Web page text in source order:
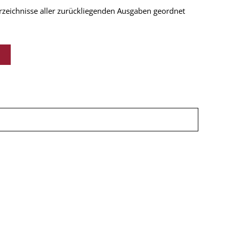
aller zurückliegenden Ausgaben geordnet